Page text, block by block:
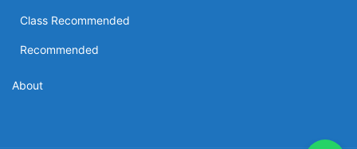
Class Recommended
Recommended
About